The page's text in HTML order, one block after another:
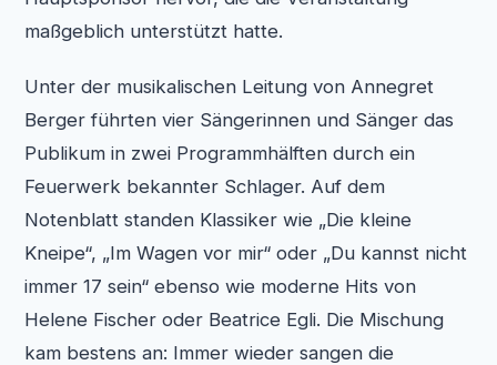
maßgeblich unterstützt hatte.
Unter der musikalischen Leitung von Annegret
Berger führten vier Sängerinnen und Sänger das
Publikum in zwei Programmhälften durch ein
Feuerwerk bekannter Schlager. Auf dem
Notenblatt standen Klassiker wie „Die kleine
Kneipe“, „Im Wagen vor mir“ oder „Du kannst nicht
immer 17 sein“ ebenso wie moderne Hits von
Helene Fischer oder Beatrice Egli. Die Mischung
kam bestens an: Immer wieder sangen die